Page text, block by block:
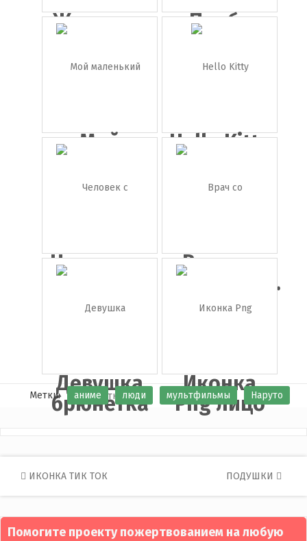
Женщина
кудрявы...
Пумба
(Король
Лев...
Мой
маленький
пон...
Hello Kitty
Человек с
деньгам...
Врач со
стетоскоп...
Девушка
брюнетка
Иконка
Png лицо
Метки: аниме люди мультфильмы Наруто
Post
navigation
ИКОНКА ТИК ТОК ПОДУШКИ
Помогите проекту пожертвованием на любую